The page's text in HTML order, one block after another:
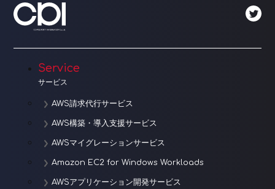
ゲ
シ
ン
Service
サービス
AWS請求代行サービス
AWS構築・導入支援サービス
AWSマイグレーションサービス
Amazon EC2 for Windows Workloads
AWSアプリケーション開発サービス